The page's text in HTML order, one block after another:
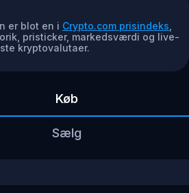
er blot en i Crypto.com prisindeks
pristicker, markedsværdi og live-
kryptovalutaer.
Køb
Sælg